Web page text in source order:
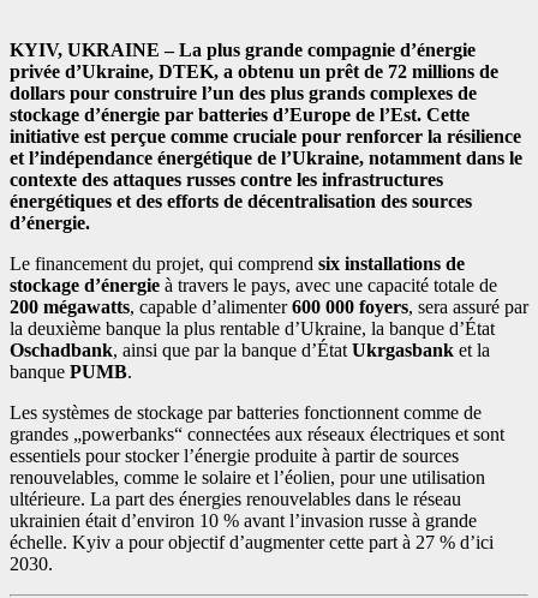
KYIV, UKRAINE – La plus grande compagnie d’énergie
privée d’Ukraine, DTEK, a obtenu un prêt de 72 millions de
dollars pour construire l’un des plus grands complexes de
stockage d’énergie par batteries d’Europe de l’Est. Cette
initiative est perçue comme cruciale pour renforcer la résilience
et l’indépendance énergétique de l’Ukraine, notamment dans le
contexte des attaques russes contre les infrastructures
énergétiques et des efforts de décentralisation des sources
d’énergie.
Le financement du projet, qui comprend six installations de
stockage d’énergie à travers le pays, avec une capacité totale de
200 mégawatts, capable d’alimenter600 000 foyers, sera assuré par
la deuxième banque la plus rentable d’Ukraine, la banque d’État
Oschadbank, ainsi que par la banque d’ÉtatUkrgasbank et la
banque PUMB.
Les systèmes de stockage par batteries fonctionnent comme de
grandes „powerbanks“ connectées aux réseaux électriques et sont
essentiels pour stocker l’énergie produite à partir de sources
renouvelables, comme le solaire et l’éolien, pour une utilisation
ultérieure. La part des énergies renouvelables dans le réseau
ukrainien était d’environ 10 % avant l’invasion russe à grande
échelle. Kyiv a pour objectif d’augmenter cette part à 27 % d’ici
2030.